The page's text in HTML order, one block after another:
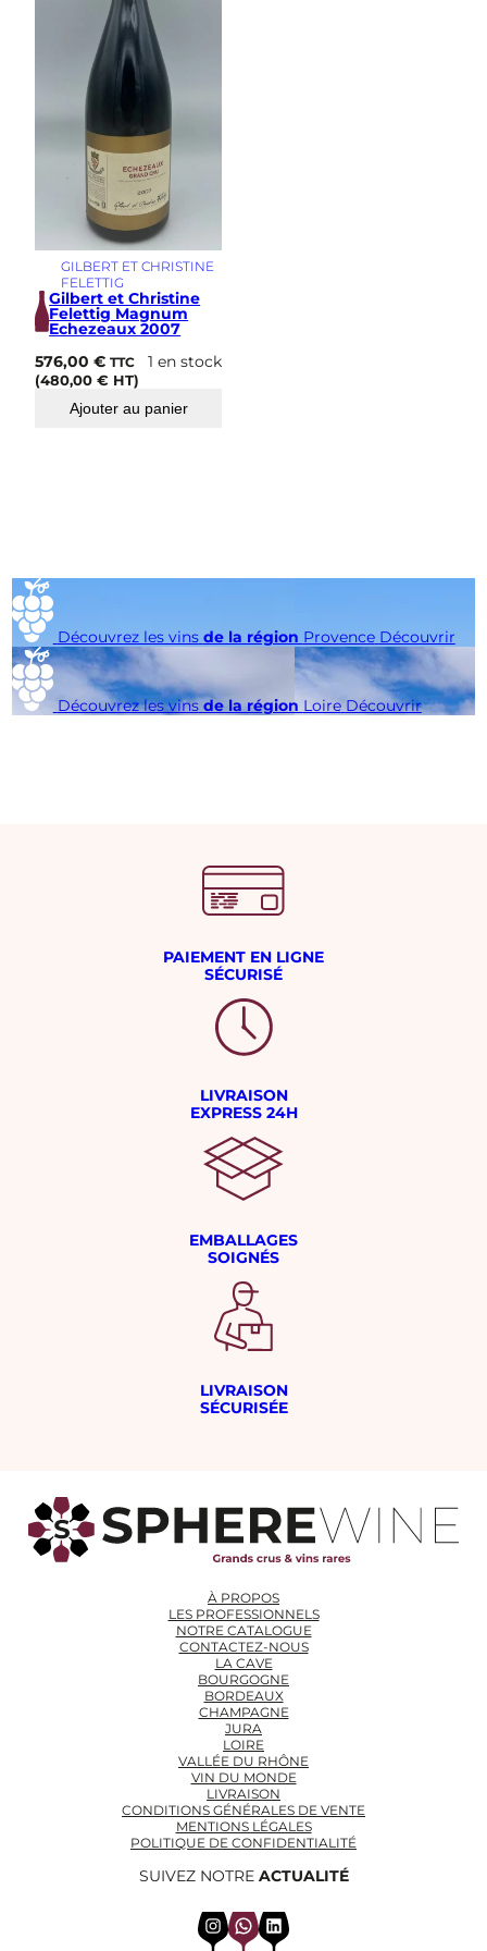
GILBERT ET CHRISTINE
FELETTIG
Gilbert et Christine
Felettig Magnum
Echezeaux 2007
576,00€ TTC
(480,00€ HT)
1 en stock
Ajouter au panier
Découvrez les vins de la région Provence Découvrir
Découvrez les vins de la région Loire Découvrir
PAIEMENT EN LIGNE
SÉCURISÉ
LIVRAISON
EXPRESS 24H
EMBALLAGES
SOIGNÉS
LIVRAISON
SÉCURISÉE
À PROPOS
LES PROFESSIONNELS
NOTRE CATALOGUE
CONTACTEZ-NOUS
LA CAVE
BOURGOGNE
BORDEAUX
CHAMPAGNE
JURA
LOIRE
VALLÉE DU RHÔNE
VIN DU MONDE
LIVRAISON
CONDITIONS GÉNÉRALES DE VENTE
MENTIONS LÉGALES
POLITIQUE DE CONFIDENTIALITÉ
SUIVEZ NOTRE ACTUALITÉ
InstagramWhatsApp LinkedIn